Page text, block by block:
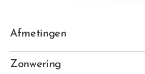
Afmetingen
Zonwering